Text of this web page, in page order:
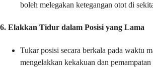
boleh melegakan ketegangan otot di
6. Elakkan Tidur dalam Posisi yang Lama
Tukar posisi secara berkala pada waktu
mengelakkan kekakuan dan pemampatan